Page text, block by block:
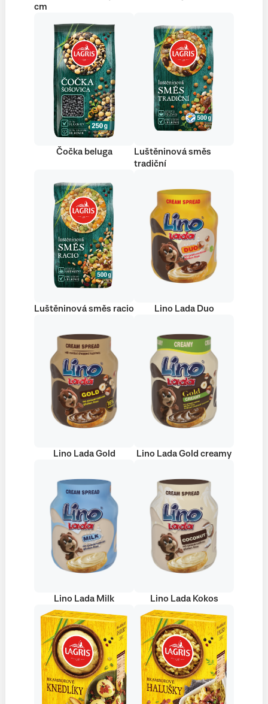
cm
Čočka beluga
Luštěninová směs
tradiční
Luštěninová směs racio Lino Lada Duo
Lino Lada Gold Lino Lada Gold creamy
Lino Lada Milk Lino Lada Kokos